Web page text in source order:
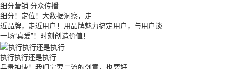
细分营销 分众传播
细分！定位！大数据洞察，走
近品牌，走近用户！用品牌魅力搞定用户，与用户谈
一场“真爱”！时刻创造价值！
执行执行还是执行
兵贵神速！我们宁要二流的创意，也要好